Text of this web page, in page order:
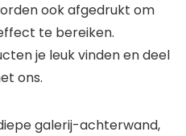
ook afgedrukt om
te bereiken.
je leuk vinden en deel
ons.
galerij-achterwand,